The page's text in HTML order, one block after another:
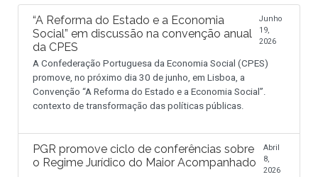
“A Reforma do Estado e a Economia
Social” em discussão na convenção anual
da CPES
Junho
19,
2026
A Confederação Portuguesa da Economia Social (CPES)
promove, no próximo dia 30 de junho, em Lisboa, a
Convenção “A Reforma do Estado e a Economia Social”.
contexto de transformação das políticas públicas.
PGR promove ciclo de conferências sobre
o Regime Jurídico do Maior Acompanhado
Abril
8,
2026